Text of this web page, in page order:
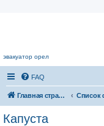
эвакуатор орел
FAQ
Главная страница Список
Капуста